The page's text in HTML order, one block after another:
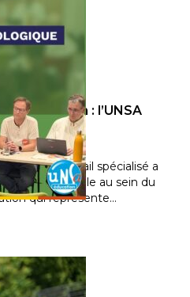
l’éducation : l’UNSA
lignes
de travail spécialisé a
de l’Ecole au sein du
qui représente…